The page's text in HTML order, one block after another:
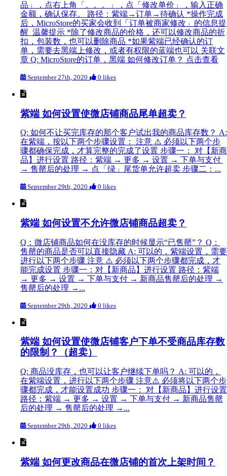
品」，点右上角「。。。」，点「修改单价」，输入正确
金额，确认保存。 路径：紫端→订单→待确认 *操作完成
后，MicroStore的买家会收到「订单被商家修改」的信息提
醒 温馨提示 *除了修改商品的价格，还可以修改商品的折
扣，包装数，也可以删除商品 *如果紫端已经确认的订
单，需要去黑端上修改，或者有权限的蓝端也可以 关联文
章 Q: MicroStore的订单，黑端 如何修改订单？ 点击查看
September 27th, 2020 0 likes
紫端 如何设置使微店铺商品尾单超卖？
Q: 如何不让买完库存的那个客户试出我的商品库存数？ A:
在紫端，按以下两个步骤设置： 注意 ⚠️ 必须以下两个步
骤都确保完成，才算完整的完成了设置 步骤一： 对【新商
品】进行设置 路径：紫端 → 更多 → 设置 → 下单与支付
→ 售罄后的处理 → 点「绿」尾货单允许超卖 步骤二：...
September 29th, 2020 0 likes
紫端 如何设置不允许微店铺商品超卖？
Q：微店铺商品如何在没库存的时候显示“已售罄”？ Q：
售罄的商品是否可以直接隐藏 A: 可以的，紫端设置，需要
进行以下两个步骤 注意 ⚠️ 必须以下两个步骤都完成，才
能完成设置 步骤一：对【新商品】进行设置 路径：紫端
→ 更多 → 设置 → 下单与支付 → 新商品售罄后的处理 →
售罄后的处理 →...
September 29th, 2020 0 likes
紫端 如何设置使微店铺客户下单不受商品库存数
的限制？（超卖）
Q: 商品没库存，也可以让客户继续下单吗？ A: 可以的，
在紫端设置，进行以下两个步骤 注意⚠️ 必须将以下两个步
骤都完成，才能设置成功 步骤一： 对【新商品】进行设置
路径：紫端 → 更多 → 设置 → 下单与支付 → 新商品售罄
后的处理 → 售罄后的处理 →...
September 29th, 2020 0 likes
紫端 如何更改商品在微店铺的首次上架时间？